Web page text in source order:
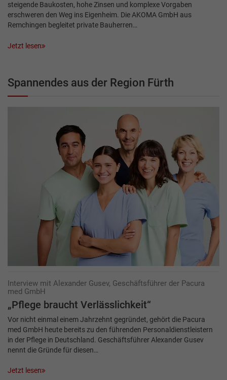
steigende Baukosten, hohe Zinsen und komplexe Vorgaben
erschweren den Weg ins Eigenheim. Die AKOMA GmbH aus
Remchingen begleitet private Bauherren…
Jetzt lesen
Spannendes aus der Region Fürth
Interview mit Alexander Gusev, Geschäftsführer der Pacura
med GmbH
„Pflege braucht Verlässlichkeit“
Vor nicht einmal einem Jahrzehnt gegründet, gehört die Pacura
med GmbH heute bereits zu den führenden Personaldienstleistern
in der Pflege in Deutschland. Geschäftsführer Alexander Gusev
nennt die Gründe für diesen…
Jetzt lesen